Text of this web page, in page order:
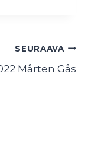
SEURAAVA
Mårten Gås